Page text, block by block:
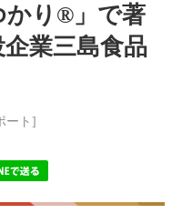
かり®」で著
業三島食品
ート]